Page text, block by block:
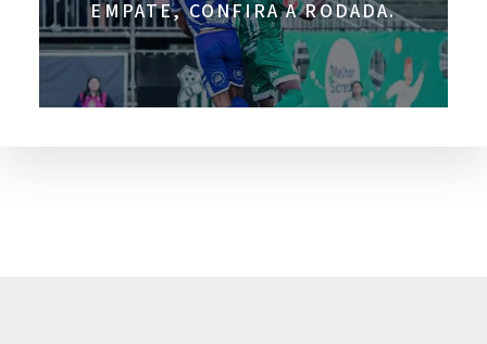
EMPATE, CONFIRA A RODADA.